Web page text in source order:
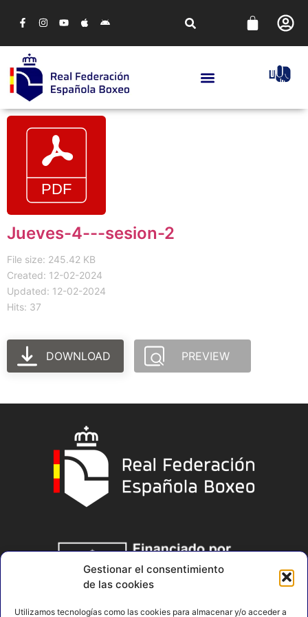
Gestionar el consentimiento
de las cookies
Utilizamos tecnologías como las cookies para almacenar y/o acceder a
Jueves-4---sesion-2
File size: 245.42 KB
Created: 12-02-2024
Updated: 12-02-2024
Hits: 37
DOWNLOAD PREVIEW